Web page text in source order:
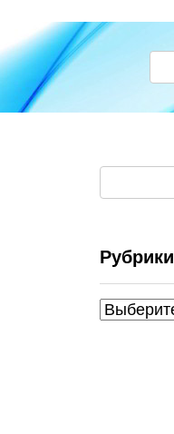
Рубрики
Рубрики